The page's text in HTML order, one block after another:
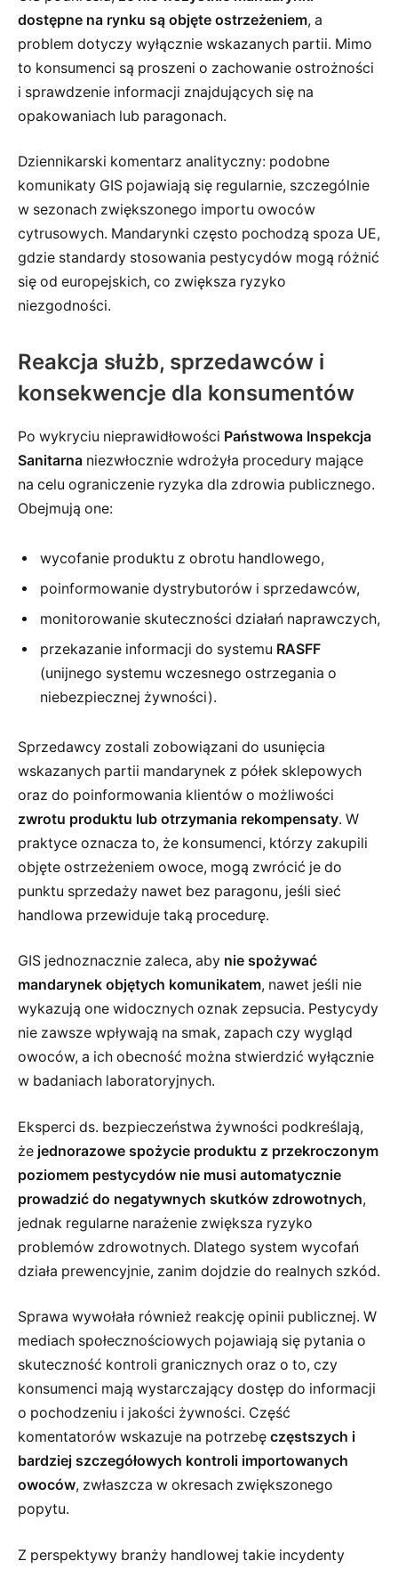
dostępne na rynku są objęte ostrzeżeniem, a
problem dotyczy wyłącznie wskazanych partii. Mimo
to konsumenci są proszeni o zachowanie ostrożności
i sprawdzenie informacji znajdujących się na
opakowaniach lub paragonach.
Dziennikarski komentarz analityczny: podobne
komunikaty GIS pojawiają się regularnie, szczególnie
w sezonach zwiększonego importu owoców
cytrusowych. Mandarynki często pochodzą spoza UE,
gdzie standardy stosowania pestycydów mogą różnić
się od europejskich, co zwiększa ryzyko
niezgodności.
Reakcja służb, sprzedawców i
konsekwencje dla konsumentów
Po wykryciu nieprawidłowości Państwowa Inspekcja
Sanitarna niezwłocznie wdrożyła procedury mające
na celu ograniczenie ryzyka dla zdrowia publicznego.
Obejmują one:
wycofanie produktu z obrotu handlowego,
poinformowanie dystrybutorów i sprzedawców,
monitorowanie skuteczności działań naprawczych,
przekazanie informacji do systemu RASFF
(unijnego systemu wczesnego ostrzegania o
niebezpiecznej żywności).
Sprzedawcy zostali zobowiązani do usunięcia
wskazanych partii mandarynek z półek sklepowych
oraz do poinformowania klientów o możliwości
zwrotu produktu lub otrzymania rekompensaty. W
praktyce oznacza to, że konsumenci, którzy zakupili
objęte ostrzeżeniem owoce, mogą zwrócić je do
punktu sprzedaży nawet bez paragonu, jeśli sieć
handlowa przewiduje taką procedurę.
GIS jednoznacznie zaleca, aby nie spożywać
mandarynek objętych komunikatem, nawet jeśli nie
wykazują one widocznych oznak zepsucia. Pestycydy
nie zawsze wpływają na smak, zapach czy wygląd
owoców, a ich obecność można stwierdzić wyłącznie
w badaniach laboratoryjnych.
Eksperci ds. bezpieczeństwa żywności podkreślają,
że jednorazowe spożycie produktu z przekroczonym
poziomem pestycydów nie musi automatycznie
prowadzić do negatywnych skutków zdrowotnych,
jednak regularne narażenie zwiększa ryzyko
problemów zdrowotnych. Dlatego system wycofań
działa prewencyjnie, zanim dojdzie do realnych szkód.
Sprawa wywołała również reakcję opinii publicznej. W
mediach społecznościowych pojawiają się pytania o
skuteczność kontroli granicznych oraz o to, czy
konsumenci mają wystarczający dostęp do informacji
o pochodzeniu i jakości żywności. Część
komentatorów wskazuje na potrzebę częstszych i
bardziej szczegółowych kontroli importowanych
owoców, zwłaszcza w okresach zwiększonego
popytu.
Z perspektywy branży handlowej takie incydenty